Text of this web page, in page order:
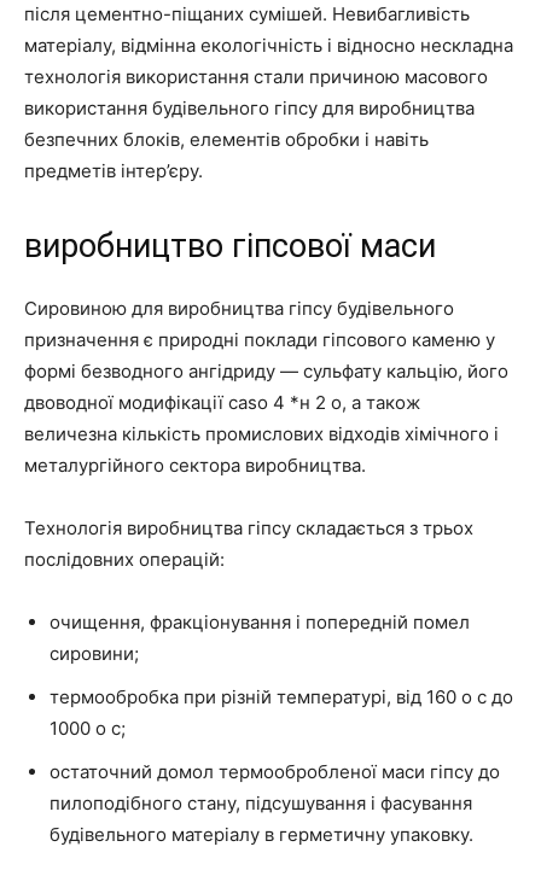
після цементно-піщаних сумішей. Невибагливість
матеріалу, відмінна екологічність і відносно нескладна
технологія використання стали причиною масового
використання будівельного гіпсу для виробництва
безпечних блоків, елементів обробки і навіть
предметів інтер’єру.
виробництво гіпсової маси
Сировиною для виробництва гіпсу будівельного
призначення є природні поклади гіпсового каменю у
формі безводного ангідриду — сульфату кальцію, його
двоводної модифікації caso 4 *н 2 о, а також
величезна кількість промислових відходів хімічного і
металургійного сектора виробництва.
Технологія виробництва гіпсу складається з трьох
послідовних операцій:
очищення, фракціонування і попередній помел
сировини;
термообробка при різній температурі, від 160 о с до
1000 о с;
остаточний домол термообробленої маси гіпсу до
пилоподібного стану, підсушування і фасування
будівельного матеріалу в герметичну упаковку.